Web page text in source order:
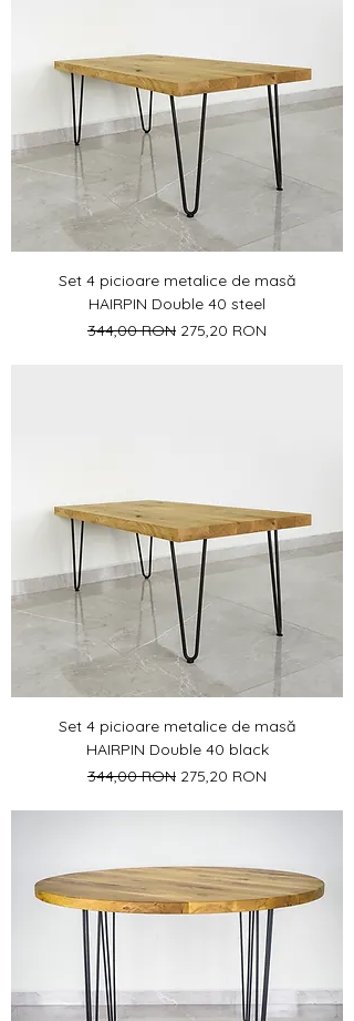
Set 4 picioare metalice de masă
HAIRPIN Double 40 steel
Preț normal
344,00 RON Preț redus
275,20 RON
Set 4 picioare metalice de masă
HAIRPIN Double 40 black
Preț normal
344,00 RON Preț redus
275,20 RON